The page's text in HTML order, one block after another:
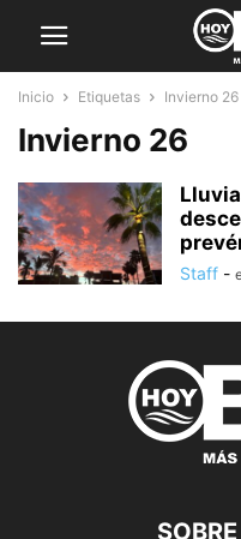
Inicio Etiquetas Invierno 26
Invierno 26
Staff -